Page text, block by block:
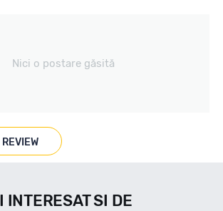
doar la set de 4 buc! Kit montaj GRATUIT
Nici o postare găsită
INTERESAT SI DE